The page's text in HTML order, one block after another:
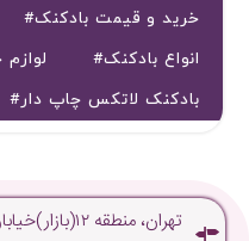
#خرید و قیمت بادکنک
#انواع بادکنک
#بادکنک لاتکس چاپ دار
تهران،